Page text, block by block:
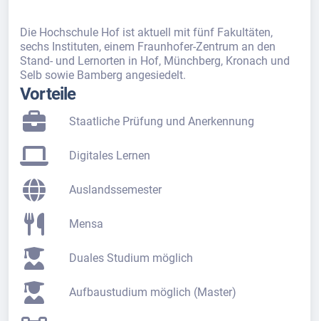
Die Hochschule Hof ist aktuell mit fünf Fakultäten,
sechs Instituten, einem Fraunhofer-Zentrum an den
Stand- und Lernorten in Hof, Münchberg, Kronach und
Selb sowie Bamberg angesiedelt.
Vorteile
Staatliche Prüfung und Anerkennung
Digitales Lernen
Auslandssemester
Mensa
Duales Studium möglich
Aufbaustudium möglich (Master)